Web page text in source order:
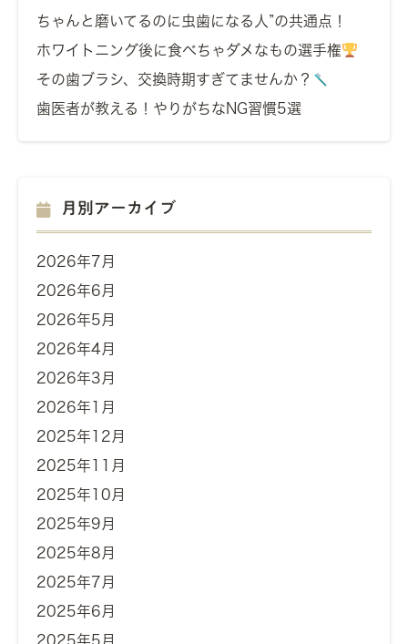
ちゃんと磨いてるのに虫歯になる人”の共通点！
ホワイトニング後に食べちゃダメなもの選手権
その歯ブラシ、交換時期すぎてませんか？
歯医者が教える！やりがちなNG習慣5選
月別アーカイブ
2026年7月
2026年6月
2026年5月
2026年4月
2026年3月
2026年1月
2025年12月
2025年11月
2025年10月
2025年9月
2025年8月
2025年7月
2025年6月
2025年5月